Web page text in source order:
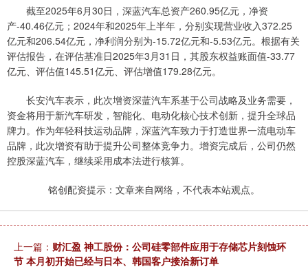
截至2025年6月30日，深蓝汽车总资产260.95亿元，净资
产-40.46亿元；2024年和2025年上半年，分别实现营业收入372.25
亿元和206.54亿元，净利润分别为-15.72亿元和-5.53亿元。根据有关
评估报告，在评估基准日2025年3月31日，其股东权益账面值-33.77
亿元、评估值145.51亿元、评估增值179.28亿元。
长安汽车表示，此次增资深蓝汽车系基于公司战略及业务需要，
资金将用于新汽车研发，智能化、电动化核心技术创新，提升全球品
牌力。作为年轻科技运动品牌，深蓝汽车致力于打造世界一流电动车
品牌，此次增资有助于提升公司整体竞争力。增资完成后，公司仍然
控股深蓝汽车，继续采用成本法进行核算。
铭创配资提示：文章来自网络，不代表本站观点。
上一篇： 财汇盈 神工股份：公司硅零部件应用于存储芯片刻蚀环
节 本月初开始已经与日本、韩国客户接洽新订单